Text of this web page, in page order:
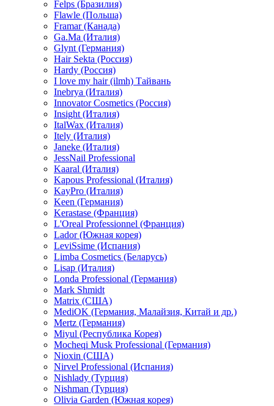
Felps (Бразилия)
Flawle (Польша)
Framar (Канада)
Ga.Ma (Италия)
Glynt (Германия)
Hair Sekta (Россия)
Hardy (Россия)
I love my hair (ilmh) Тайвань
Inebrya (Италия)
Innovator Cosmetics (Россия)
Insight (Италия)
ItalWax (Италия)
Itely (Италия)
Janeke (Италия)
JessNail Professional
Kaaral (Италия)
Kapous Professional (Италия)
KayPro (Италия)
Keen (Германия)
Kerastase (Франция)
L'Oreal Professionnel (Франция)
Lador (Южная корея)
LeviSsime (Испания)
Limba Cosmetics (Беларусь)
Lisap (Италия)
Londa Professional (Германия)
Mark Shmidt
Matrix (США)
MediOK (Германия, Малайзия, Китай и др.)
Mertz (Германия)
Miyul (Республика Корея)
Mocheqi Musk Professional (Германия)
Nioxin (США)
Nirvel Professional (Испания)
Nishlady (Турция)
Nishman (Турция)
Olivia Garden (Южная корея)